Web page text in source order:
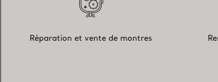
Réparation et vente de montres